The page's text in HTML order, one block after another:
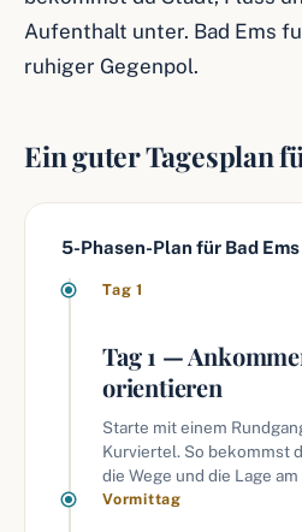
Aufenthalt unter. Bad Ems
ruhiger Gegenpol.
Ein guter Tagesplan
5-Phasen-Plan für Bad Ems
Tag 1
Tag 1 —
orientieren
Starte mit einem
Kurviertel. So bekommst
die Wege und die Lage am
Vormittag